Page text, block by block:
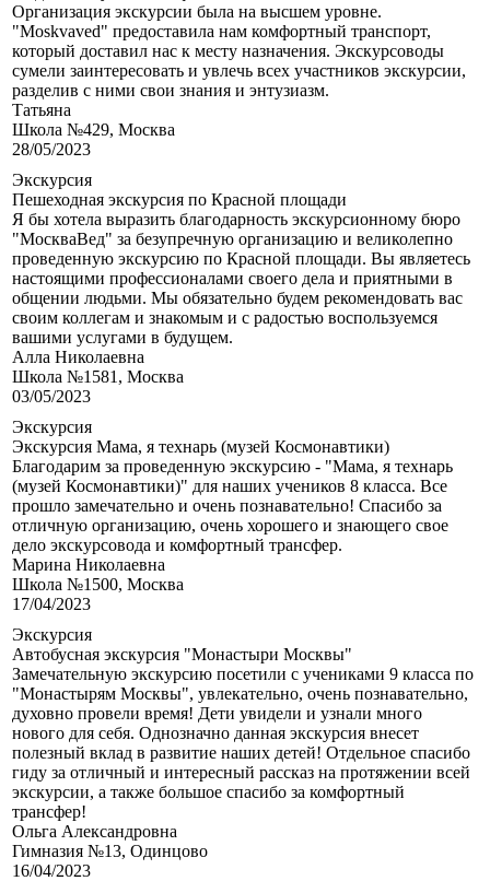
Организация экскурсии была на высшем уровне.
"Moskvaved" предоставила нам комфортный транспорт,
который доставил нас к месту назначения. Экскурсоводы
сумели заинтересовать и увлечь всех участников экскурсии,
разделив с ними свои знания и энтузиазм.
Татьяна
Школа №429, Москва
28/05/2023
Экскурсия
Пешеходная экскурсия по Красной площади
Я бы хотела выразить благодарность экскурсионному бюро
"МоскваВед" за безупречную организацию и великолепно
проведенную экскурсию по Красной площади. Вы являетесь
настоящими профессионалами своего дела и приятными в
общении людьми. Мы обязательно будем рекомендовать вас
своим коллегам и знакомым и с радостью воспользуемся
вашими услугами в будущем.
Алла Николаевна
Школа №1581, Москва
03/05/2023
Экскурсия
Экскурсия Мама, я технарь (музей Космонавтики)
Благодарим за проведенную экскурсию - "Мама, я технарь
(музей Космонавтики)" для наших учеников 8 класса. Все
прошло замечательно и очень познавательно! Спасибо за
отличную организацию, очень хорошего и знающего свое
дело экскурсовода и комфортный трансфер.
Марина Николаевна
Школа №1500, Москва
17/04/2023
Экскурсия
Автобусная экскурсия "Монастыри Москвы"
Замечательную экскурсию посетили с учениками 9 класса по
"Монастырям Москвы", увлекательно, очень познавательно,
духовно провели время! Дети увидели и узнали много
нового для себя. Однозначно данная экскурсия внесет
полезный вклад в развитие наших детей! Отдельное спасибо
гиду за отличный и интересный рассказ на протяжении всей
экскурсии, а также большое спасибо за комфортный
трансфер!
Ольга Александровна
Гимназия №13, Одинцово
16/04/2023